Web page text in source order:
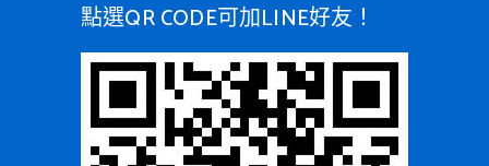
點選QR CODE可加LINE好友！